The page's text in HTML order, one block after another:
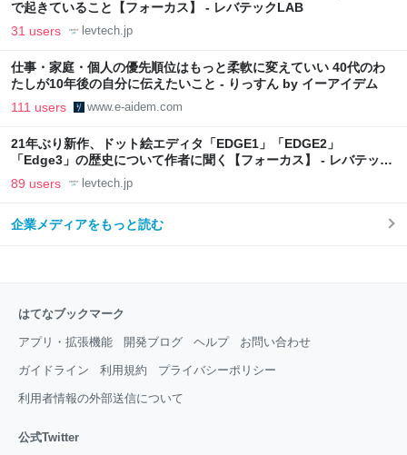
で起きていること【フォーカス】 - レバテックLAB
31 users levtech.jp
仕事・家庭・個人の優先順位はもっと柔軟に変えていい 40代のわ
たしが10年後の自分に伝えたいこと - りっすん by イーアイデム
111 users www.e-aidem.com
21年ぶり新作、ドット絵エディタ「EDGE1」「EDGE2」
「Edge3」の歴史について作者に聞く【フォーカス】 - レバテック
LAB
89 users levtech.jp
企業メディアをもっと読む
はてなブックマーク
アプリ・拡張機能 開発ブログ ヘルプ お問い合わせ
ガイドライン 利用規約 プライバシーポリシー
利用者情報の外部送信について
公式Twitter